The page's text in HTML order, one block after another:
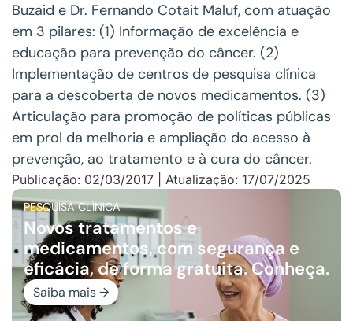
Buzaid e Dr. Fernando Cotait Maluf, com atuação
em 3 pilares: (1) Informação de excelência e
educação para prevenção do câncer. (2)
Implementação de centros de pesquisa clínica
para a descoberta de novos medicamentos. (3)
Articulação para promoção de políticas públicas
em prol da melhoria e ampliação do acesso à
prevenção, ao tratamento e à cura do câncer.
Publicação: 02/03/2017 | Atualização: 17/07/2025
PESQUISA CLÍNICA
Novos tratamentos e
medicamentos, com segurança e
eficácia, de forma gratuita. Conheça.
Saiba mais →